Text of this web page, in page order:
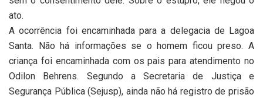
ato.
A ocorrência foi encaminhada para a delegacia de Lagoa
Santa. Não há informações se o homem ficou preso. A
criança foi encaminhada com os pais para atendimento no
Odilon Behrens. Segundo a Secretaria de Justiça e
Segurança Pública (Sejusp), ainda não há registro de prisão